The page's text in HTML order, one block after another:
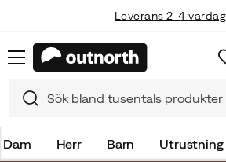
Fri frakt över 699 kr
Dam Herr Barn Utrustning